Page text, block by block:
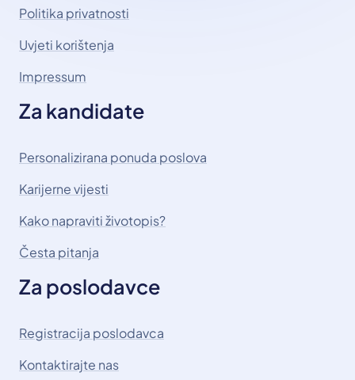
Politika privatnosti
Uvjeti korištenja
Impressum
Za kandidate
Personalizirana ponuda poslova
Karijerne vijesti
Kako napraviti životopis?
Česta pitanja
Za poslodavce
Registracija poslodavca
Kontaktirajte nas